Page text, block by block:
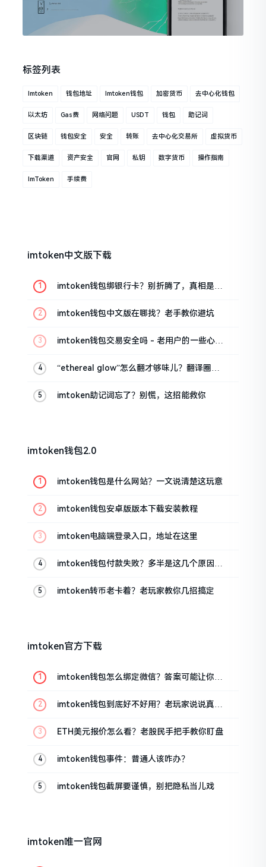
标签列表
Imtoken 钱包地址 Imtoken钱包 加密货币 去中心化钱包
以太坊 Gas费 网络问题 USDT 钱包 助记词
区块链 钱包安全 安全 转账 去中心化交易所 虚拟货币
下载渠道 资产安全 官网 私钥 数字货币 操作指南
ImToken 手续费
imtoken中文版下载
imtoken钱包绑银行卡？别折腾了，真相是这
imtoken钱包中文版在哪找？老手教你避坑
imtoken钱包交易安全吗 - 老用户的一些心里
“ethereal glow”怎么翻才够味儿？翻译圈老
imtoken助记词忘了？别慌，这招能救你
imtoken钱包2.0
imtoken钱包是什么网站？一文说清楚这玩意
imtoken钱包安卓版版本下载安装教程
imtoken电脑端登录入口，地址在这里
imtoken钱包付款失败？多半是这几个原因闹
imtoken转币老卡着？老玩家教你几招搞定
imtoken官方下载
imtoken钱包怎么绑定微信？答案可能让你失
imtoken钱包到底好不好用？老玩家说说真实
ETH美元报价怎么看？老股民手把手教你盯盘
imtoken钱包事件：普通人该咋办？
imtoken钱包截屏要谨慎，别把隐私当儿戏
imtoken唯一官网